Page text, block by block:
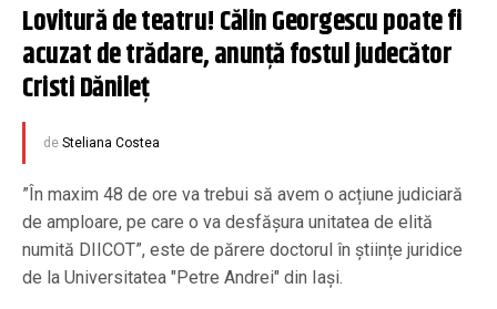
Lovitură de teatru! Călin Georgescu poate fi
acuzat de trădare, anunță fostul judecător
Cristi Dănileț
de Steliana Costea
”În maxim 48 de ore va trebui să avem o acțiune judiciară
de amploare, pe care o va desfășura unitatea de elită
numită DIICOT”, este de părere doctorul în științe juridice
de la Universitatea "Petre Andrei" din Iași.